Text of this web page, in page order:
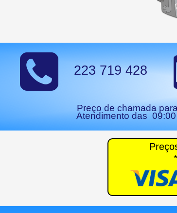
223 719 428
Preço de chamada
Atendimento das